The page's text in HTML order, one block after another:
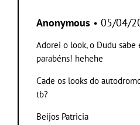
Anonymous • 05/04/
Adorei o look, o Dudu sabe
parabéns! hehehe
Cade os looks do
tb?
Beijos Patricia